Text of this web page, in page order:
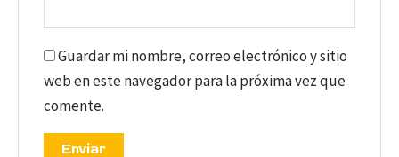
Guardar mi nombre, correo electrónico y sitio
web en este navegador para la próxima vez que
comente.